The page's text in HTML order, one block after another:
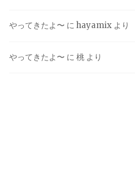
やってきたよ〜 に hayamix より
やってきたよ〜 に 桃 より